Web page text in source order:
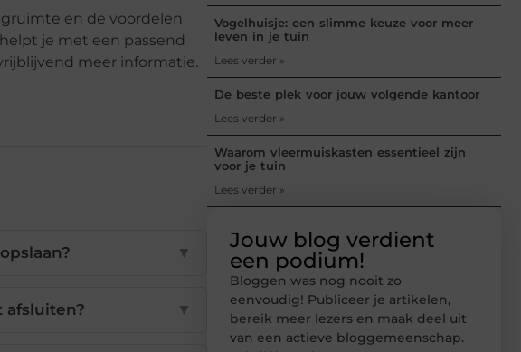
en de voordelen
helpt je met een passend
meer informatie.
▼
afsluiten? ▼
Vogelhuisje: een slimme keuze voor meer
leven in je tuin
Lees verder »
De beste plek voor jouw volgende kantoor
Lees verder »
Waarom vleermuiskasten essentieel zijn
voor je tuin
Lees verder »
Jouw blog verdient
een podium!
Bloggen was nog nooit zo
eenvoudig! Publiceer je artikelen,
bereik meer lezers en maak deel uit
van een actieve bloggemeenschap.